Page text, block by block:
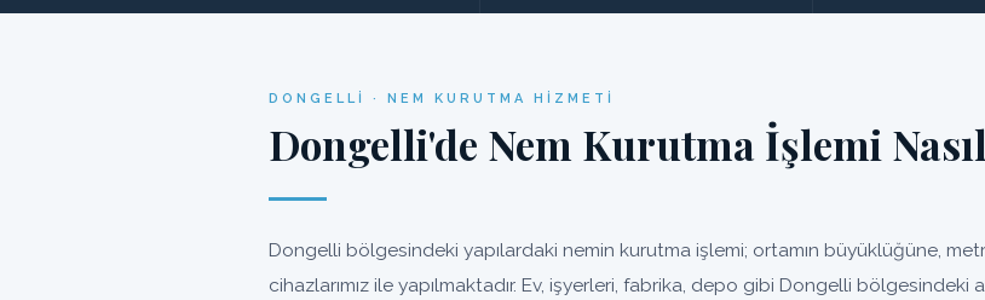
DONGELLI · NEM KURUTMA HIZMETI
Dongelli'de Nem Kurutma İşlemi Nasıl
Dongelli bölgesindeki yapılardaki nemin kurutma işlemi; ortamın büyüklüğüne,
cihazlarımız ile yapılmaktadır. Ev, işyerleri, fabrika, depo gibi Dongelli bölgesindeki